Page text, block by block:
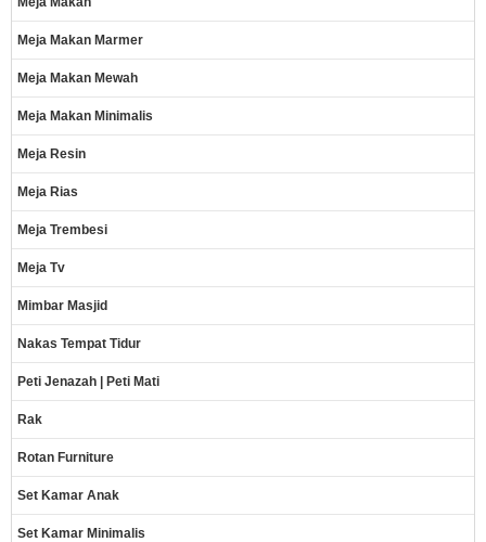
Meja Makan Marmer
Meja Makan Mewah
Meja Makan Minimalis
Meja Resin
Meja Rias
Meja Trembesi
Meja Tv
Mimbar Masjid
Nakas Tempat Tidur
Peti Jenazah | Peti Mati
Rak
Rotan Furniture
Set Kamar Anak
Set Kamar Minimalis